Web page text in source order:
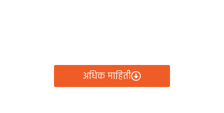
अधिक माहिती